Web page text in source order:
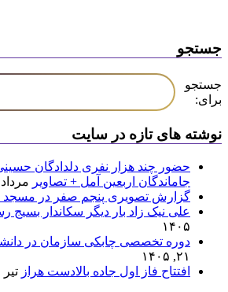
جستجو
جستجو
برای:
نوشته های تازه در سایت
حضور چند هزار نفری دلدادگان
جاماندگان اربعین آمل + تصاویر مرداد ۱۴, ۱۴۰۵
گزارش تصویری پنجم صفر در مسجد
علی نیک زاد بار دیگر سکاندار بسیج
۱۴۰۵
دوره تخصصی چابکی سازمان در
۲۱, ۱۴۰۵
افتتاح فاز اول جاده بالادست هراز تیر ۱۰, ۱۴۰۵